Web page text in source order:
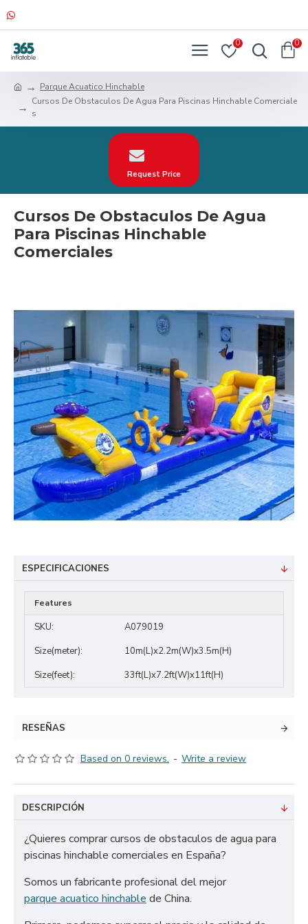
0 0
Parque Acuatico Hinchable
Cursos De Obstaculos De Agua Para Piscinas Hinchable Comerciale
s
Request Price
Cursos De Obstaculos De Agua
Para Piscinas Hinchable
Comerciales
ESPECIFICACIONES
Features
SKU:
A079019
Size(meter):
10m(L)x2.2m(W)x3.5m(H)
Size(feet):
33ft(L)x7.2ft(W)x11ft(H)
RESEÑAS
Based on 0 reviews. - Write a review
DESCRIPCIÓN
¿Quieres comprar cursos de obstaculos de agua para
piscinas hinchable comerciales en España?
Somos un fabricante profesional del mejor
parque acuatico hinchable de China.